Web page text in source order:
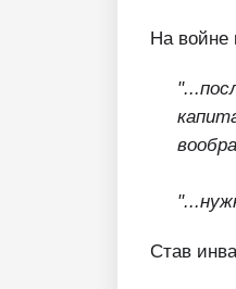
На войне
Став